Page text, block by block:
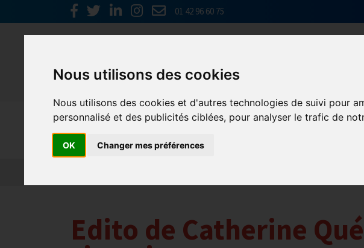
Nous utilisons des cookies
Nous utilisons des cookies et d'autres technologies de suivi pour
personnalisé et des publicités ciblées, pour analyser le trafic de
OK Changer mes préférences
01 42 96 60 75
Actualités
Edito de Catherine